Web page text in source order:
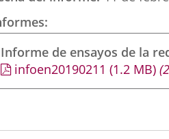
Informe de ensayos de la
infoen20190211 (1.2 MB)